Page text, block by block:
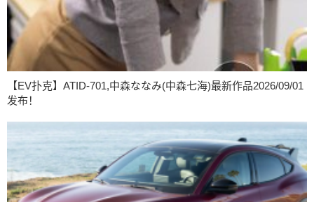
【EV扑克】ATID-701,中森ななみ(中森七海)最新作品2026/09/01
发布！